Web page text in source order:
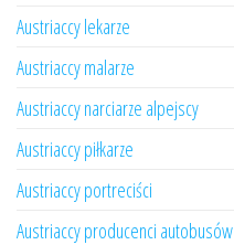
Austriaccy lekarze
Austriaccy malarze
Austriaccy narciarze alpejscy
Austriaccy piłkarze
Austriaccy portreciści
Austriaccy producenci autobusów